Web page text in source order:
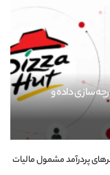
داده و
پردرآمد مشمول مالیات